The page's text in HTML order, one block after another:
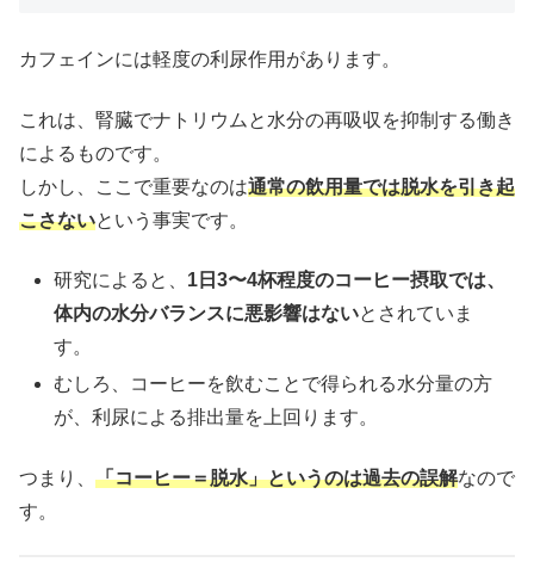
カフェインには軽度の利尿作用があります。
これは、腎臓でナトリウムと水分の再吸収を抑制する働き
によるものです。
しかし、ここで重要なのは通常の飲用量では脱水を引き起
こさないという事実です。
研究によると、 1日3〜4杯程度のコーヒー摂取では、
体内の水分バランスに悪影響はないとされていま
す。
むしろ、コーヒーを飲むことで得られる水分量の方
が、利尿による排出量を上回ります。
つまり、 「コーヒー＝脱水」というのは過去の誤解なので
す。